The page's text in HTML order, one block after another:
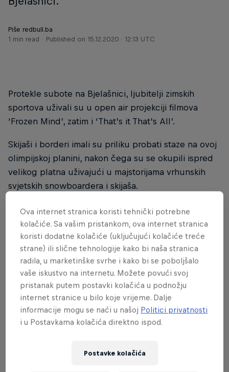
Piše redbull.ba
1 min read
Published on 15.12.2020 · 12:13 UTC
Protekle subote na Bjelašnici, ljubitelji zimskih
sportova uživali su u open air projekciji filmova
‘Frozen Mind’, zatim i ‘That’s it That’s All’.
Skijaši i borderi imali su priliku probati staze na ovoj
olimpijskoj planini, nakon čega su se okupili ispred
velikog platna uživajući u majstorijama vrhunskih
svjetskih snowboardera i skijaša.
IZVORNI RED BULL
Red Bull Energy Drink
Otkrij više
Ova internet stranica koristi tehnički potrebne
kolačiće. Sa vašim pristankom, ova internet stranica
koristi dodatne kolačiće (uključujući kolačiće treće
strane) ili slične tehnologije kako bi naša stranica
radila, u marketinške svrhe i kako bi se poboljšalo
vaše iskustvo na internetu. Možete povući svoj
pristanak putem postavki kolačića u podnožju
internet stranice u bilo koje vrijeme. Dalje
informacije mogu se naći u našoj Politici privatnosti
i u Postavkama kolačića direktno ispod.
Postavke kolačića